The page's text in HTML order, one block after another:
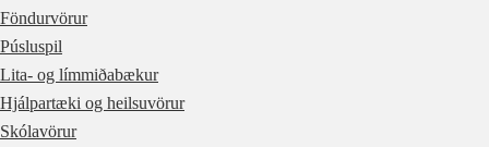
Föndurvörur
Púsluspil
Lita- og límmiðabækur
Hjálpartæki og heilsuvörur
Skólavörur